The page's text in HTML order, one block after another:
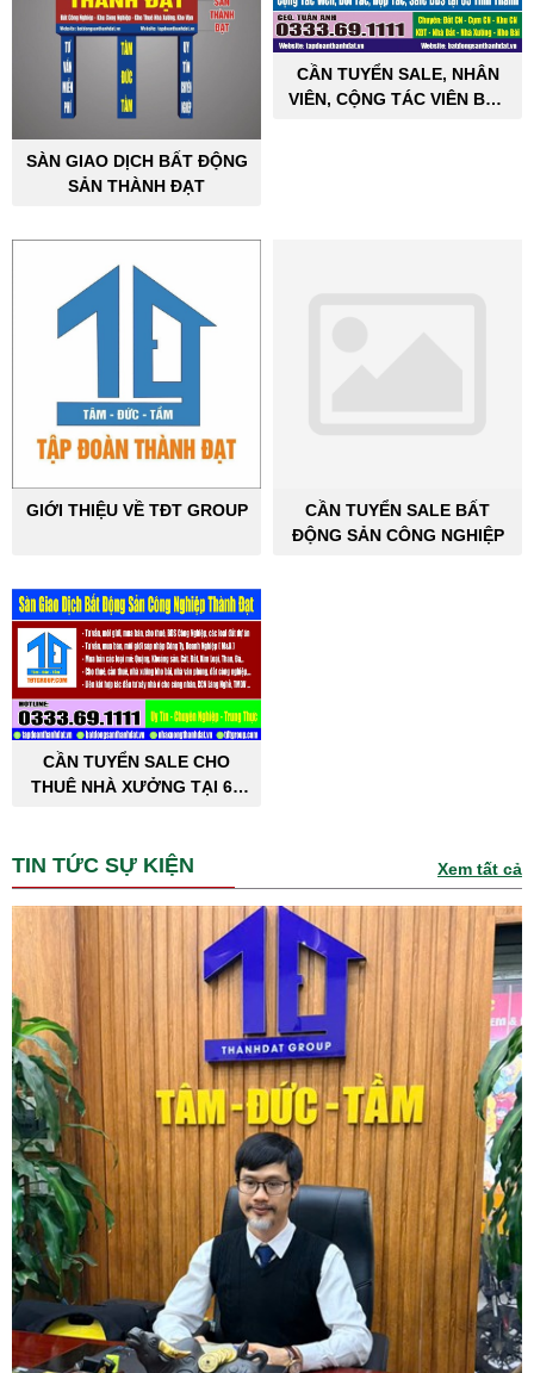
SÀN GIAO DỊCH BẤT ĐỘNG
SẢN THÀNH ĐẠT
CẦN TUYỂN SALE, NHÂN
VIÊN, CỘNG TÁC VIÊN BẤT
GIỚI THIỆU VỀ TĐT GROUP
CẦN TUYỂN SALE BẤT
ĐỘNG SẢN CÔNG NGHIỆP
CẦN TUYỂN SALE CHO
THUÊ NHÀ XƯỞNG TẠI 63
TIN TỨC SỰ KIỆN Xem tất cả